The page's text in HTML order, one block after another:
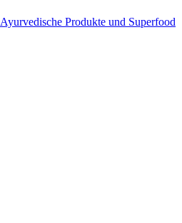
Ayurvedische Produkte und Superfood